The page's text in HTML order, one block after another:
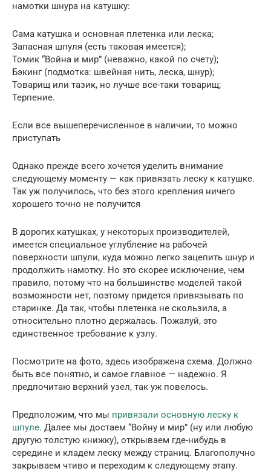
намотки шнура на катушку:
Сама катушка и основная плетенка или леска;
Запасная шпуля (есть таковая имеется);
Томик “Война и мир” (неважно, какой по счету);
Бэкинг (подмотка: швейная нить, леска, шнур);
Товарищ или тазик, но лучше все-таки товарищ;
Терпение.
Если все вышеперечисленное в наличии, то можно
приступать
Однако прежде всего хочется уделить внимание
следующему моменту — как привязать леску к катушке.
Так уж получилось, что без этого крепления ничего
хорошего точно не получится
В дорогих катушках, у некоторых производителей,
имеется специальное углубление на рабочей
поверхности шпули, куда можно легко зацепить шнур и
продолжить намотку. Но это скорее исключение, чем
правило, потому что на большинстве моделей такой
возможности нет, поэтому придется привязывать по
старинке. Да так, чтобы плетенка не скользила, а
относительно плотно держалась. Пожалуй, это
единственное требование к узлу.
Посмотрите на фото, здесь изображена схема. Должно
быть все понятно, и самое главное — надежно. Я
предпочитаю верхний узел, так уж повелось.
Предположим, что мы привязали основную леску к
шпуле. Далее мы достаем “Войну и мир” (ну или любую
другую толстую книжку), открываем где-нибудь в
середине и кладем леску между страниц. Благополучно
закрываем чтиво и переходим к следующему этапу.